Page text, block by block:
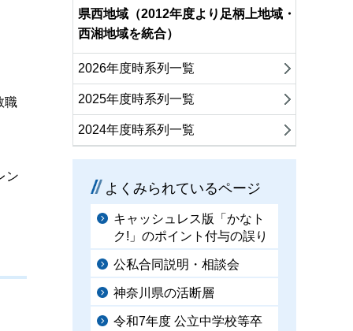
職
ン
県西地域（2012年度より足柄上地域・
西湘地域を統合）
2026年度時系列一覧
2025年度時系列一覧
2024年度時系列一覧
よくみられているページ
キャッシュレス版「かなト
ク!」のポイント付与の誤り
公私合同説明・相談会
神奈川県の活断層
令和7年度 公立中学校等卒